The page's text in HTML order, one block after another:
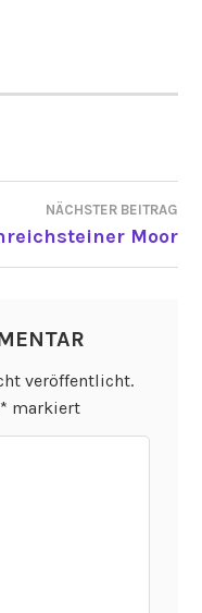
NÄCHSTER BEITRAG
Moor
veröffentlicht.
* markiert